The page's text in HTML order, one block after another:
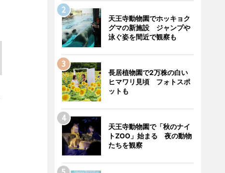
天王寺動物園でホッキョク
グマの新施設 ジャンプや
泳ぐ姿を間近で観察も
長居植物園で2万株の白い
ヒマワリ見頃 フォトスポ
ットも
天王寺動物園で「秋のナイ
トZOO」始まる 夜の動物
たちを観察